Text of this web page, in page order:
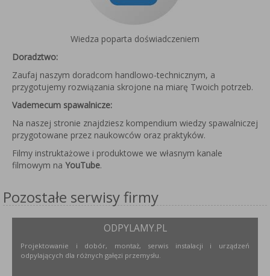
Wiedza poparta doświadczeniem
Doradztwo:
Zaufaj naszym doradcom handlowo-technicznym, a
przygotujemy rozwiązania skrojone na miarę Twoich potrzeb.
Vademecum spawalnicze:
Na naszej stronie znajdziesz kompendium wiedzy spawalniczej
przygotowane przez naukowców oraz praktyków.
Filmy instruktażowe i produktowe we własnym kanale
filmowym na YouTube.
Pozostałe serwisy firmy
ODPYLAMY.PL
Projektowanie i dobór, montaż, serwis instalacji i urządzeń
odpylających dla różnych gałęzi przemysłu.